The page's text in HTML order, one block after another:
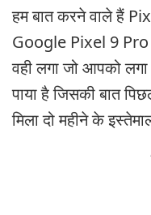
हम बात करने वाले हैं
Google Pixel 9 Pro
वही लगा जो आपको
पाया है जिसकी बात
मिला दो महीने के